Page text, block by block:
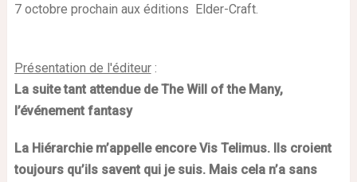
7 octobre prochain aux éditions Elder-Craft.
Présentation de l'éditeur:
La suite tant attendue de The Will of the Many,
l’événement fantasy
La Hiérarchie m’appelle encore Vis Telimus. Ils croient
toujours qu’ils savent qui je suis. Mais cela n’a sans